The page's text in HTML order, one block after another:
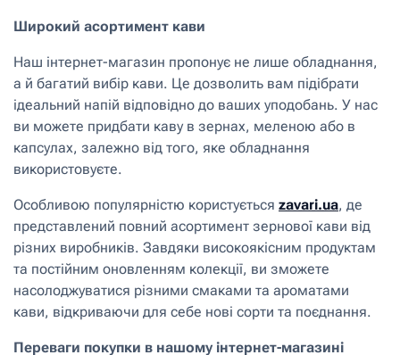
Широкий асортимент кави
Наш інтернет-магазин пропонує не лише обладнання,
а й багатий вибір кави. Це дозволить вам підібрати
ідеальний напій відповідно до ваших уподобань. У нас
ви можете придбати каву в зернах, меленою або в
капсулах, залежно від того, яке обладнання
використовуєте.
Особливою популярністю користується zavari.ua, де
представлений повний асортимент зернової кави від
різних виробників. Завдяки високоякісним продуктам
та постійним оновленням колекції, ви зможете
насолоджуватися різними смаками та ароматами
кави, відкриваючи для себе нові сорти та поєднання.
Переваги покупки в нашому інтернет-магазині